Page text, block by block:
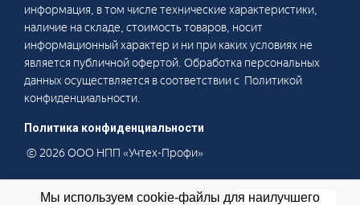
информация, в том числе технические характеристики,
наличие на складе, стоимость товаров, носит
информационный характер и ни при каких условиях не
является публичной офертой. Обработка персональных
данных осуществляется в соответствии с Политикой
конфиденциальности.
Политика конфиденциальности
© 2026 ООО НПП «Учтех-Профи»
Мы используем cookie-файлы для наилучшего